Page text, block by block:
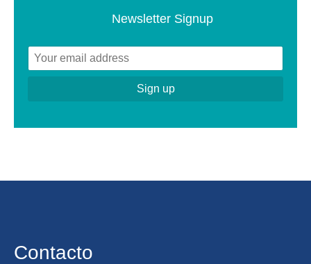
Newsletter Signup
Contacto